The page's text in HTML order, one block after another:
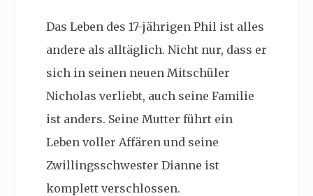
Das Leben des 17-jährigen Phil ist alles
andere als alltäglich. Nicht nur, dass er
sich in seinen neuen Mitschüler
Nicholas verliebt, auch seine Familie
ist anders. Seine Mutter führt ein
Leben voller Affären und seine
Zwillingsschwester Dianne ist
komplett verschlossen.